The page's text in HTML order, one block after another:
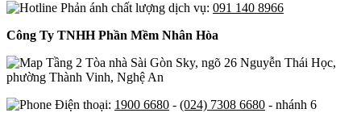
Phản ánh chất lượng dịch vụ: 091 140 8966
Công Ty TNHH Phần Mềm Nhân Hòa
Tầng 2 Tòa nhà Sài Gòn Sky, ngõ 26 Nguyễn Thái Học,
phường Thành Vinh, Nghệ An
Điện thoại: 1900 6680 - (024) 7308 6680 - nhánh 6